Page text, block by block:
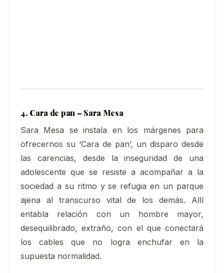
4. Cara de pan – Sara Mesa
Sara Mesa se instala en los márgenes para
ofrecernos su ‘Cara de pan’, un disparo desde
las carencias, desde la inseguridad de una
adolescente que se resiste a acompañar a la
sociedad a su ritmo y se refugia en un parque
ajena al transcurso vital de los demás. Allí
entabla relación con un hombre mayor,
desequilibrado, extraño, con el que conectará
los cables que no logra enchufar en la
supuesta normalidad.